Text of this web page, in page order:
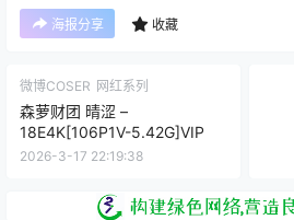
海报分享 收藏
微博COSER 网红系列
森萝财团 晴涩 –
18E4K[106P1V-5.42G]VIP
2026-3-17 22:19:38